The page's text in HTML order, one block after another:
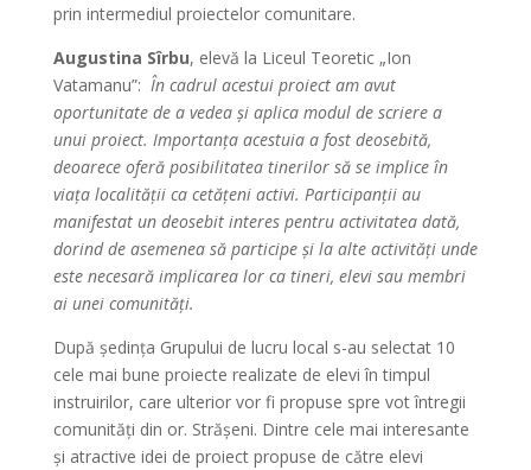
prin intermediul proiectelor comunitare.
Augustina Sîrbu, elevă la Liceul Teoretic „Ion
Vatamanu”: În cadrul acestui proiect am avut
oportunitate de a vedea și aplica modul de scriere a
unui proiect. Importanța acestuia a fost deosebită,
deoarece oferă posibilitatea tinerilor să se implice în
viața localității ca cetățeni activi. Participanții au
manifestat un deosebit interes pentru activitatea dată,
dorind de asemenea să participe și la alte activități unde
este necesară implicarea lor ca tineri, elevi sau membri
ai unei comunități.
După ședința Grupului de lucru local s-au selectat 10
cele mai bune proiecte realizate de elevi în timpul
instruirilor, care ulterior vor fi propuse spre vot întregii
comunități din or. Strășeni. Dintre cele mai interesante
și atractive idei de proiect propuse de către elevi